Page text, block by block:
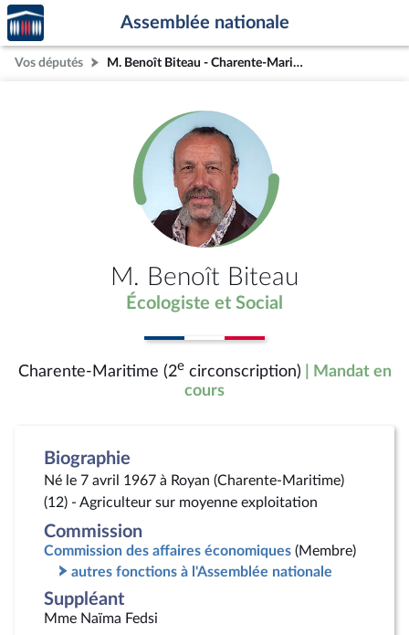
Aller au contenu
Aller en bas de la page
Accèder
à la
page
d'accueil
Assemblée nationale
Vos députés M. Benoît Biteau - Charente-Maritime (2e circonscription)
M. Benoît Biteau
Écologiste et Social
Charente-Maritime (2ecirconscription)
| Mandat en
cours
Biographie
Né le 7 avril 1967 à Royan (Charente-Maritime)
(12) - Agriculteur sur moyenne exploitation
Commission
Commission des affaires économiques (Membre)
autres fonctions à l'Assemblée nationale
Suppléant
Mme Naïma Fedsi